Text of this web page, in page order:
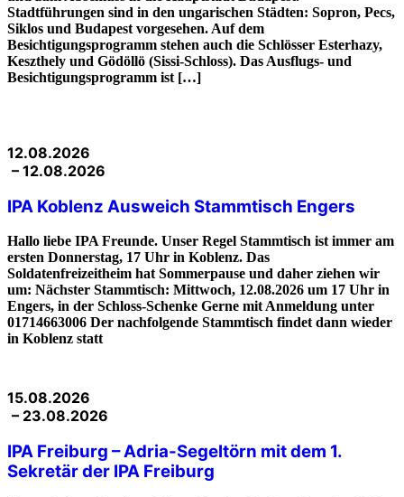
Stadtführungen sind in den ungarischen Städten: Sopron, Pecs,
Siklos und Budapest vorgesehen. Auf dem
Besichtigungsprogramm stehen auch die Schlösser Esterhazy,
Keszthely und Gödöllö (Sissi-Schloss). Das Ausflugs- und
Besichtigungsprogramm ist […]
12.08.2026
– 12.08.2026
IPA Koblenz Ausweich Stammtisch Engers
Hallo liebe IPA Freunde. Unser Regel Stammtisch ist immer am
ersten Donnerstag, 17 Uhr in Koblenz. Das
Soldatenfreizeitheim hat Sommerpause und daher ziehen wir
um: Nächster Stammtisch: Mittwoch, 12.08.2026 um 17 Uhr in
Engers, in der Schloss-Schenke Gerne mit Anmeldung unter
01714663006 Der nachfolgende Stammtisch findet dann wieder
in Koblenz statt
15.08.2026
– 23.08.2026
IPA Freiburg – Adria-Segeltörn mit dem 1.
Sekretär der IPA Freiburg